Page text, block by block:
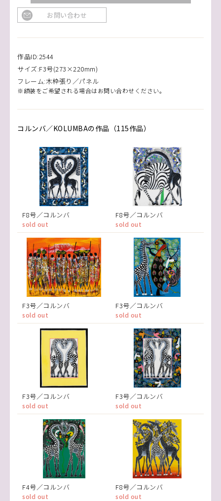
お問い合わせ
作品ID:2544
サイズ:F3号(273×220mm)
フレーム:木枠張り／パネル
※額装をご希望される場合はお問い合わせください。
コルンバ／KOLUMBAの作品（115作品）
F8号／コルンバ
sold out
F8号／コルンバ
sold out
F3号／コルンバ
sold out
F3号／コルンバ
sold out
F3号／コルンバ
sold out
F3号／コルンバ
sold out
F4号／コルンバ
sold out
F8号／コルンバ
sold out